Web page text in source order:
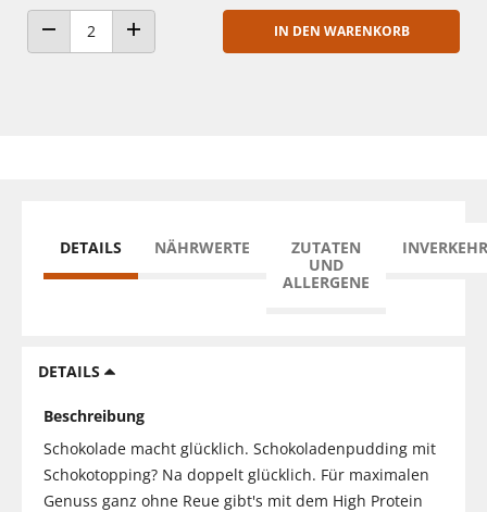
ANZAHL VERRINGERNANZAHL ERHÖHEN
IN DEN WARENKORB
DETAILS NÄHRWERTE
ZUTATEN
UND
ALLERGENE
DETAILS
Beschreibung
Schokolade macht glücklich. Schokoladenpudding mit
Schokotopping? Na doppelt glücklich. Für maximalen
Genuss ganz ohne Reue gibt's mit dem High Protein